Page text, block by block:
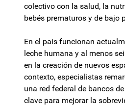
colectivo con la salud, la
bebés prematuros y de bajo
En el país funcionan
leche humana y al menos
en la creación de nuevos
contexto, especialistas
una red federal de bancos
clave para mejorar la